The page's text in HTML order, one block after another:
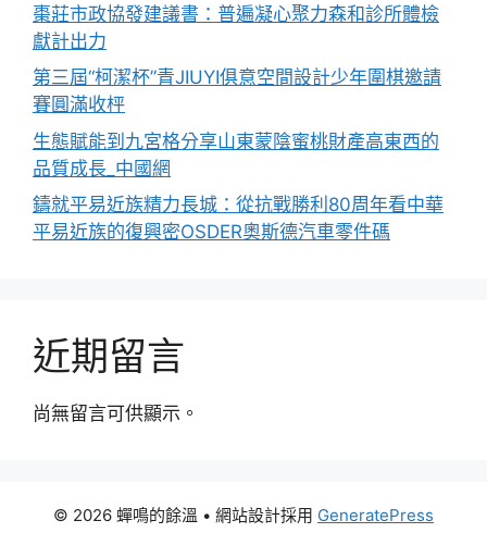
棗莊市政協發建議書：普遍凝心聚力森和診所體檢
獻計出力
第三屆“柯潔杯”青JIUYI俱意空間設計少年圍棋邀請
賽圓滿收枰
生態賦能到九宮格分享山東蒙陰蜜桃財產高東西的
品質成長_中國網
鑄就平易近族精力長城：從抗戰勝利80周年看中華
平易近族的復興密OSDER奧斯德汽車零件碼
近期留言
尚無留言可供顯示。
© 2026 蟬鳴的餘溫 • 網站設計採用 GeneratePress